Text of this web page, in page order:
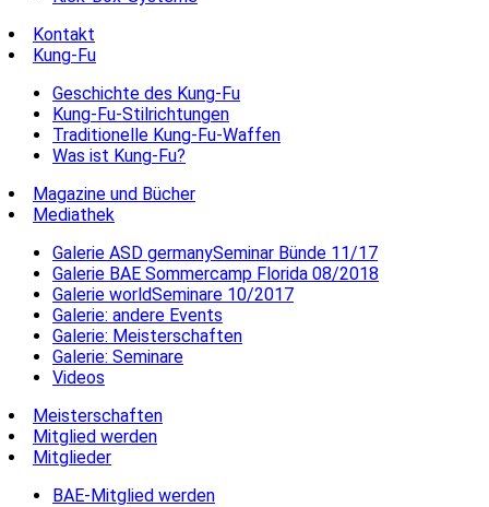
Kontakt
Kung-Fu
Geschichte des Kung-Fu
Kung-Fu-Stilrichtungen
Traditionelle Kung-Fu-Waffen
Was ist Kung-Fu?
Magazine und Bücher
Mediathek
Galerie ASD germanySeminar Bünde 11/17
Galerie BAE Sommercamp Florida 08/2018
Galerie worldSeminare 10/2017
Galerie: andere Events
Galerie: Meisterschaften
Galerie: Seminare
Videos
Meisterschaften
Mitglied werden
Mitglieder
BAE-Mitglied werden